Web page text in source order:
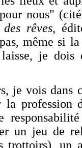
nous"
rêves,
même si
je dois
vois dans
la profession
un jeu de
trottoirs), un